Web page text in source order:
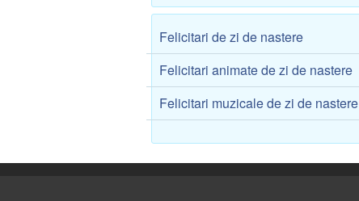
Felicitari de zi de nastere
Felicitari animate de zi de nastere
Felicitari muzicale de zi de nastere